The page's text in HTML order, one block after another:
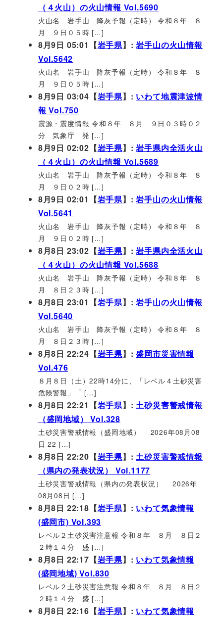
（４火山）の火山情報 Vol.5690
火山名 岩手山 降灰予報（定時） 令和８年 ８
月 ９日０５時 […]
8月9日 05:01【岩手県】:岩手山の火山情報
Vol.5642
火山名 岩手山 降灰予報（定時） 令和８年 ８
月 ９日０５時 […]
8月9日 03:04【岩手県】: いわて地震津波情
報 Vol.750
震源・震度情報 令和８年 ８月 ９日０３時０２
分 気象庁 発 […]
8月9日 02:02【岩手県】:岩手県内全活火山
（４火山）の火山情報 Vol.5689
火山名 岩手山 降灰予報（定時） 令和８年 ８
月 ９日０２時 […]
8月9日 02:01【岩手県】:岩手山の火山情報
Vol.5641
火山名 岩手山 降灰予報（定時） 令和８年 ８
月 ９日０２時 […]
8月8日 23:02【岩手県】:岩手県内全活火山
（４火山）の火山情報 Vol.5688
火山名 岩手山 降灰予報（定時） 令和８年 ８
月 ８日２３時 […]
8月8日 23:01【岩手県】:岩手山の火山情報
Vol.5640
火山名 岩手山 降灰予報（定時） 令和８年 ８
月 ８日２３時 […]
8月8日 22:24【岩手県】:盛岡市災害情報
Vol.476
８月８日（土）22時14分に、「レベル４土砂災害
危険警報」「 […]
8月8日 22:21【岩手県】:土砂災害警戒情報
（盛岡地域） Vol.328
土砂災害警戒情報（盛岡地域） 2026年08月08
日 22 […]
8月8日 22:20【岩手県】:土砂災害警戒情報
（県内の発表状況） Vol.1177
土砂災害警戒情報（県内の発表状況） 2026年
08月08日 […]
8月8日 22:18【岩手県】: いわて気象情報
(盛岡市) Vol.393
レベル２土砂災害注意報 令和８年 ８月 ８日２
２時１４分 盛 […]
8月8日 22:17【岩手県】: いわて気象情報
(盛岡地域) Vol.830
レベル２土砂災害注意報 令和８年 ８月 ８日２
２時１４分 盛 […]
8月8日 22:16【岩手県】: いわて気象情報